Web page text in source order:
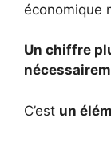
économique
Un chiffre
C’est un